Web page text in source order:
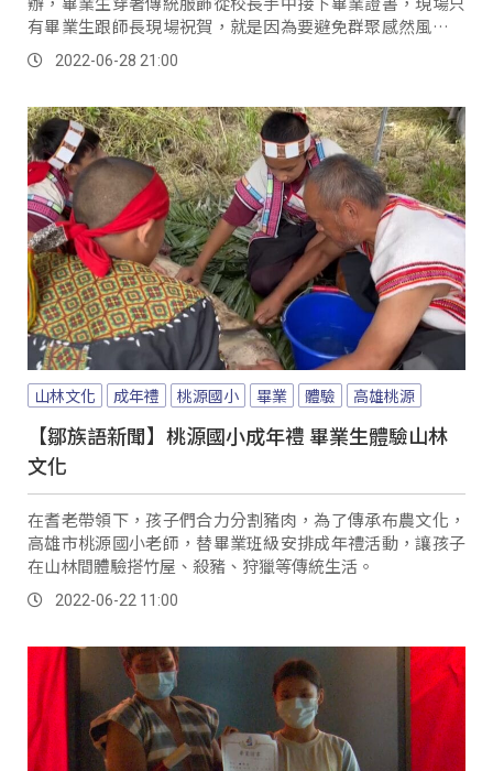
有畢業生跟師長現場祝賀，就是因為要避免群聚感然風險，
校方這次分別採實體跟線上畢業典禮模式。
2022-06-28 21:00
山林文化 成年禮 桃源國小 畢業 體驗 高雄桃源
【鄒族語新聞】桃源國小成年禮 畢業生體驗山林
文化
在耆老帶領下，孩子們合力分割豬肉，為了傳承布農文化，
高雄市桃源國小老師，替畢業班級安排成年禮活動，讓孩子
在山林間體驗搭竹屋、殺豬、狩獵等傳統生活。
2022-06-22 11:00